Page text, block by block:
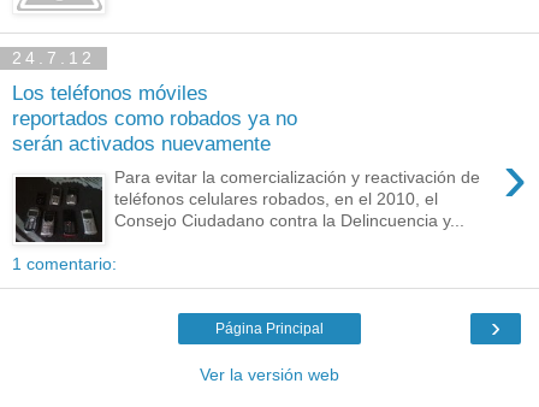
24.7.12
Los teléfonos móviles
reportados como robados ya no
serán activados nuevamente
›
Para evitar la comercialización y reactivación de
teléfonos celulares robados, en el 2010, el
Consejo Ciudadano contra la Delincuencia y...
1 comentario:
›
Página Principal
Ver la versión web